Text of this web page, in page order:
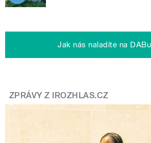
Jak nás naladíte na DABu
ZPRÁVY Z IROZHLAS.CZ